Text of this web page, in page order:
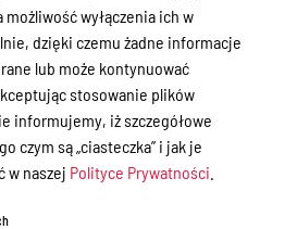
możliwość wyłączenia ich w
dzięki czemu żadne informacje
lub może kontynuować
stosowanie plików
informujemy, iż szczegółowe
czym są „ciasteczka” i jak je
w naszej Polityce Prywatności